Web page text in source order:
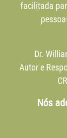
facilitada
Dr.
Autor e
Nós